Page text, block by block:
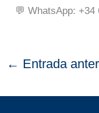
💬 WhatsApp: +34
← Entrada